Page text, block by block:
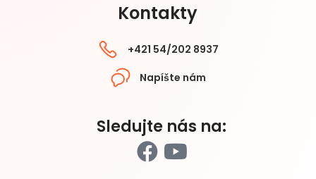
Kontakty
+421 54/202 8937
Napíšte nám
Sledujte nás na: